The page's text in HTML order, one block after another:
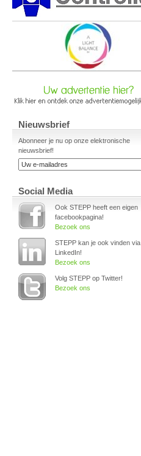
Nieuwsbrief
Abonneer je nu op onze elektronische
nieuwsbrief!
Social Media
Ook STEPP heeft een eigen
facebookpagina!
Bezoek ons
STEPP kan je ook vinden via
LinkedIn!
Bezoek ons
Volg STEPP op Twitter!
Bezoek ons